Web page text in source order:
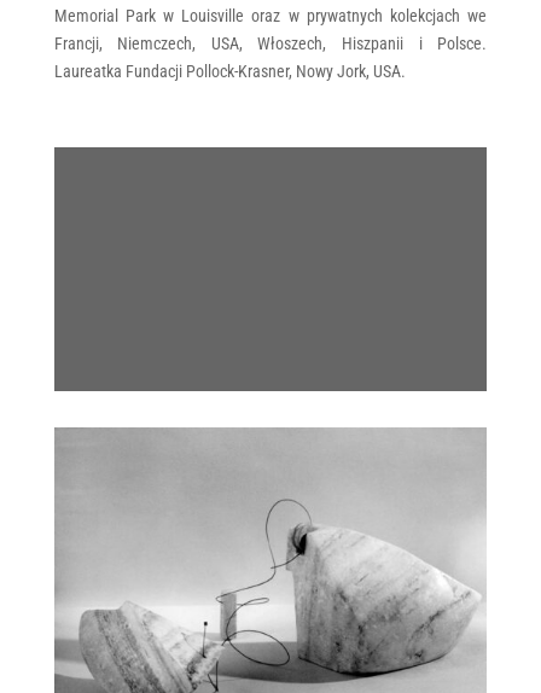
Memorial Park w Louisville oraz w prywatnych kolekcjach we
Francji, Niemczech, USA, Włoszech, Hiszpanii i Polsce.
Laureatka Fundacji Pollock-Krasner, Nowy Jork, USA.